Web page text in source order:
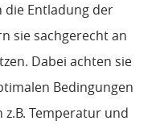
die Entladung der
sie sachgerecht an
Dabei achten sie
Bedingungen
Temperatur und